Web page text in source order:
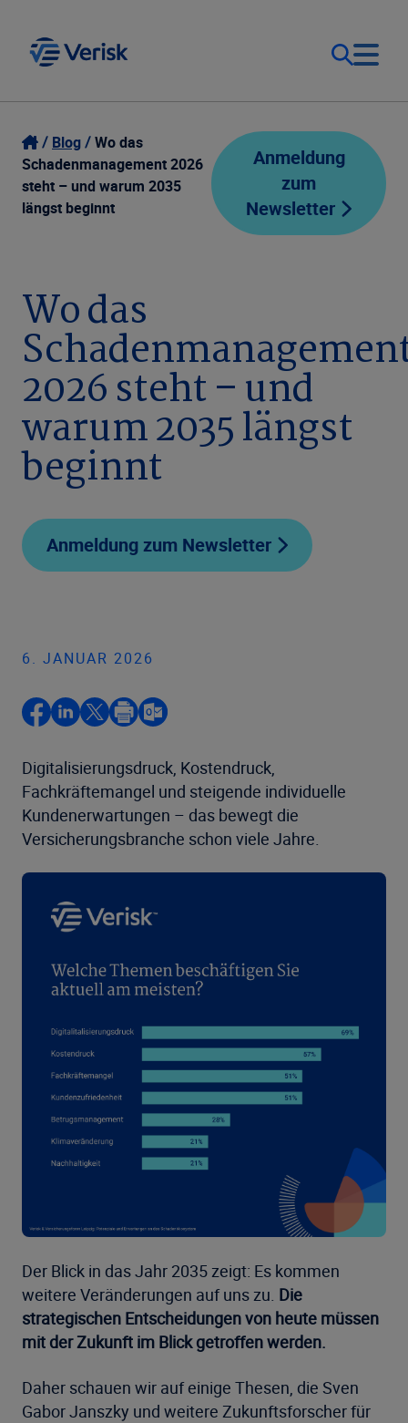
Unsere Lösungen
Ressourcen
Kontakt
Deutschland (DE)
Blog
Wo das
Schadenmanagement 2026
steht – und warum 2035
längst beginnt
Anmeldung
zum
Newsletter
Wo das
2026 steht – und
warum 2035 längst
beginnt
Anmeldung zum Newsletter
6. JANUAR 2026
Digitalisierungsdruck, Kostendruck,
Fachkräftemangel und steigende individuelle
Kundenerwartungen – das bewegt die
Versicherungsbranche schon viele Jahre.
Der Blick in das Jahr 2035 zeigt: Es kommen
weitere Veränderungen auf uns zu. Die
strategischen Entscheidungen von heute müssen
mit der Zukunft im Blick getroffen werden.
Daher schauen wir auf einige Thesen, die Sven
Gabor Janszky und weitere Zukunftsforscher für